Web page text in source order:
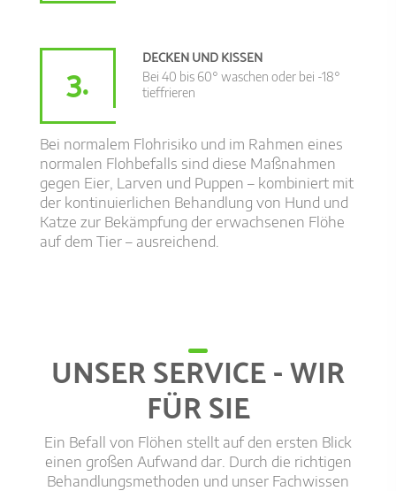
3. DECKEN UND KISSEN
Bei 40 bis 60° waschen oder bei -18°
tieffrieren
4. STAUBSAUGEN
regelmäßig und Staubsaugebeutel
sicher entsorgen
Bei normalem Flohrisiko und im Rahmen eines
normalen Flohbefalls sind diese Maßnahmen
gegen Eier, Larven und Puppen – kombiniert mit
der kontinuierlichen Behandlung von Hund und
Katze zur Bekämpfung der erwachsenen Flöhe
auf dem Tier – ausreichend.
UNSER SERVICE - WIR
FÜR SIE
Ein Befall von Flöhen stellt auf den ersten Blick
einen großen Aufwand dar. Durch die richtigen
Behandlungsmethoden und unser Fachwissen